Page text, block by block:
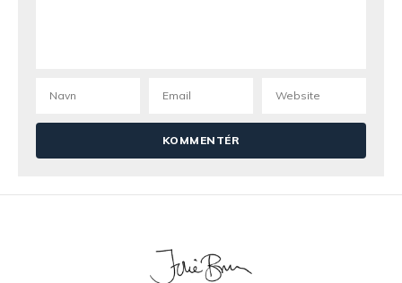
Hej Kirsten, det er bare peanuts i flertal sagt på
en lidt skør måde 😉